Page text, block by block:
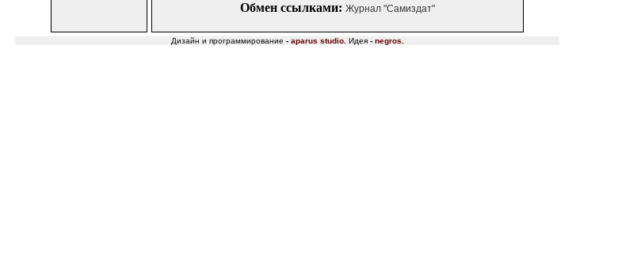
Обмен ссылками: Журнал "Самиздат"
Дизайн и программирование - aparus studio. Идея- negros